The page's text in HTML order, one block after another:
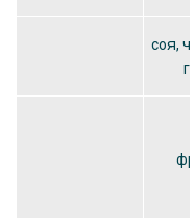
соя,